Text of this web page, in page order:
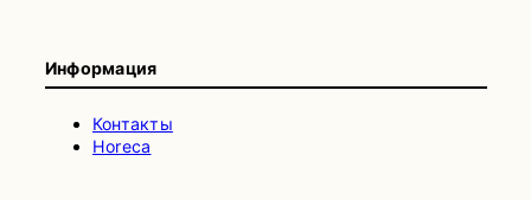
Информация
Контакты
Horeca